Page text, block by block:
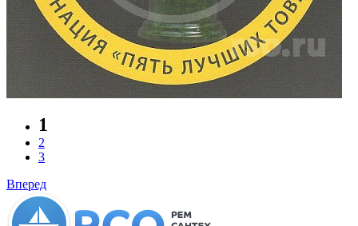
1
2
3
Вперед